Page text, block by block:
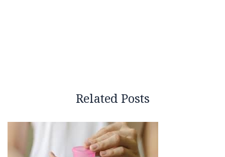
Related Posts